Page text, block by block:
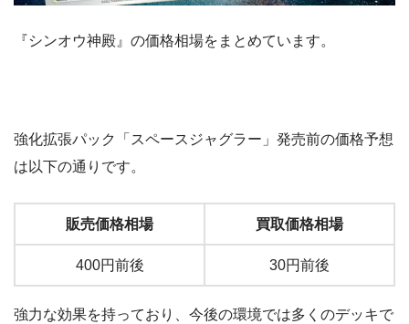
『シンオウ神殿』の価格相場をまとめています。
強化拡張パック「スペースジャグラー」発売前の価格予想
は以下の通りです。
販売価格相場 買取価格相場
400円前後 30円前後
強力な効果を持っており、今後の環境では多くのデッキで